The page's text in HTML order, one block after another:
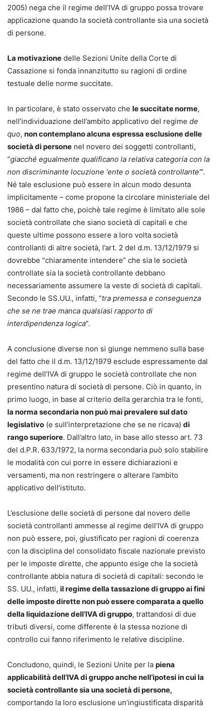
2005) nega che il regime dell’IVA di gruppo possa trovare
applicazione quando la società controllante sia una società
di persone.
La motivazione delle Sezioni Unite della Corte di
Cassazione si fonda innanzitutto su ragioni di ordine
testuale delle norme succitate.
In particolare, è stato osservato che le succitate norme,
nell’individuazione dell’ambito applicativo del regime de
quo, non contemplano alcuna espressa esclusione delle
società di persone nel novero dei soggetti controllanti,
“giacché egualmente qualificano la relativa categoria con la
non discriminante locuzione ‘ente o società controllante’”.
Né tale esclusione può essere in alcun modo desunta
implicitamente – come propone la circolare ministeriale del
1986 – dal fatto che, poichè tale regime è limitato alle sole
società controllate che siano società di capitali e che
queste ultime possono essere a loro volta società
controllanti di altre società, l’art. 2 del d.m. 13/12/1979 si
dovrebbe “chiaramente intendere” che sia le società
controllate sia la società controllante debbano
necessariamente assumere la veste di società di capitali.
Secondo le SS.UU., infatti, “tra premessa e conseguenza
che se ne trae manca qualsiasi rapporto di
interdipendenza logica”.
A conclusione diverse non si giunge nemmeno sulla base
del fatto che il d.m. 13/12/1979 esclude espressamente dal
regime dell’IVA di gruppo le società controllate che non
presentino natura di società di persone. Ciò in quanto, in
primo luogo, in base al criterio della gerarchia tra le fonti,
la norma secondaria non può mai prevalere sul dato
legislativo (e sull’interpretazione che se ne ricava) di
rango superiore. Dall’altro lato, in base allo stesso art. 73
del d.P.R. 633/1972, la norma secondaria può solo stabilire
le modalità con cui porre in essere dichiarazioni e
versamenti, ma non restringere o alterare l’ambito
applicativo dell’istituto.
L’esclusione delle società di persone dal novero delle
società controllanti ammesse al regime dell’IVA di gruppo
non può essere, poi, giustificato per ragioni di coerenza
con la disciplina del consolidato fiscale nazionale previsto
per le imposte dirette, che appunto esige che la società
controllante abbia natura di società di capitali: secondo le
SS. UU., infatti, il regime della tassazione di gruppo ai fini
delle imposte dirette non può essere comparata a quello
della liquidazione dell’IVA di gruppo, trattandosi di due
tributi diversi, come differente è la stessa nozione di
controllo cui fanno riferimento le relative discipline.
Concludono, quindi, le Sezioni Unite per la piena
applicabilità dell’IVA di gruppo anche nell’ipotesi in cui la
società controllante sia una società di persone,
comportando la loro esclusione un’ingiustificata disparità